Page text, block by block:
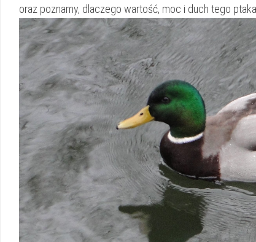
oraz poznamy, ​dlaczego wartość, moc i duch tego